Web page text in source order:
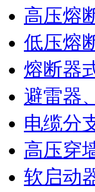
高压熔
低压熔
熔断器
避雷器
电缆分
高压穿
软启动